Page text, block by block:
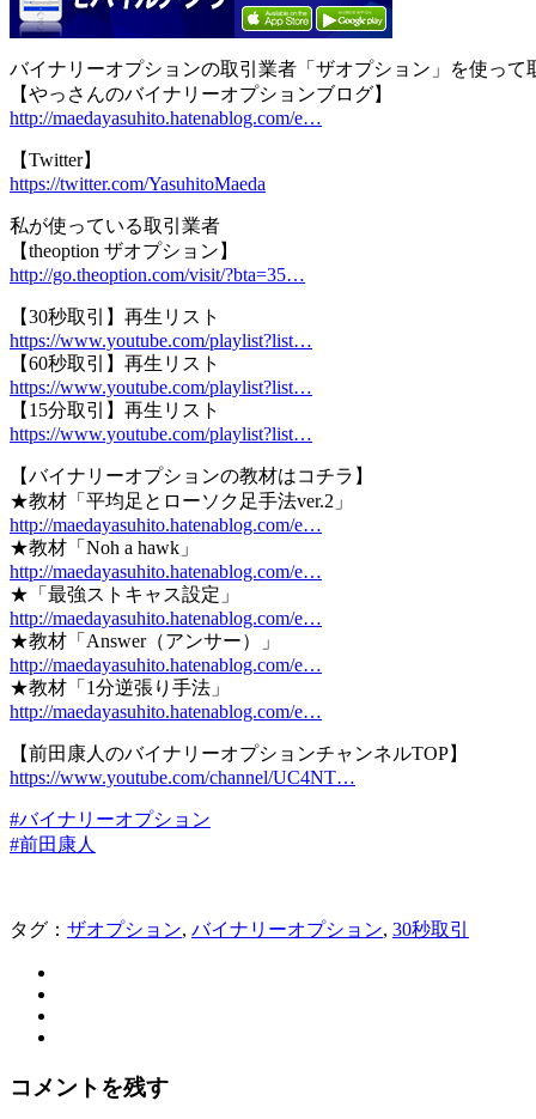
バイナリーオプションの取引業者「ザオプション」を使って
【やっさんのバイナリーオプションブログ】
http://maedayasuhito.hatenablog.com/e…
【Twitter】
https://twitter.com/YasuhitoMaeda
私が使っている取引業者
【theoption ザオプション】
http://go.theoption.com/visit/?bta=35…
【30秒取引】再生リスト
https://www.youtube.com/playlist?list…
【60秒取引】再生リスト
https://www.youtube.com/playlist?list…
【15分取引】再生リスト
https://www.youtube.com/playlist?list…
【バイナリーオプションの教材はコチラ】
★教材「平均足とローソク足手法ver.2」
http://maedayasuhito.hatenablog.com/e…
★教材「Noh a hawk」
http://maedayasuhito.hatenablog.com/e…
★「最強ストキャス設定」
http://maedayasuhito.hatenablog.com/e…
★教材「Answer（アンサー）」
http://maedayasuhito.hatenablog.com/e…
★教材「1分逆張り手法」
http://maedayasuhito.hatenablog.com/e…
【前田康人のバイナリーオプションチャンネルTOP】
https://www.youtube.com/channel/UC4NT…
#バイナリーオプション
#前田康人
タグ： ザオプション, バイナリーオプション, 30秒取引
コメントを残す